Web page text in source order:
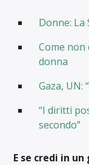
Donne: La
Come
donna
Gaza, UN:
“I diritti
secondo”
E se credi in